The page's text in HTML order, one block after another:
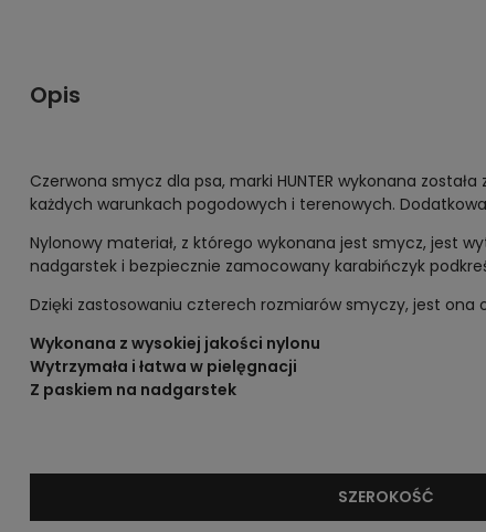
Opis
Czerwona smycz dla psa, marki HUNTER wykonana
każdych warunkach pogodowych i terenowych.
Nylonowy materiał, z którego wykonana jest smycz, jest
nadgarstek i bezpiecznie zamocowany karabińczyk
Dzięki zastosowaniu czterech rozmiarów smyczy, jest ona
Wykonana z wysokiej jakości nylonu
Wytrzymała i łatwa w pielęgnacji
Z paskiem na nadgarstek
SZEROKOŚĆ